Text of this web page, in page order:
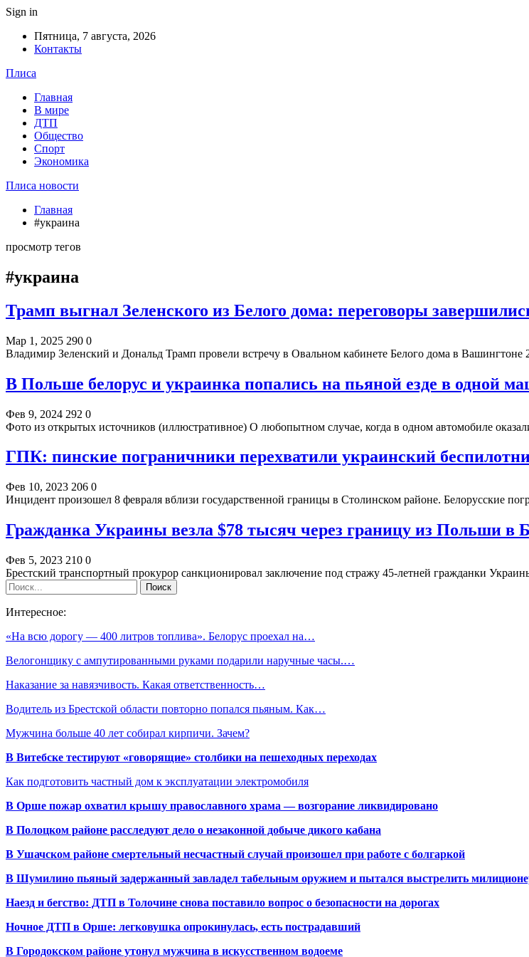
Sign in
Пятница, 7 августа, 2026
Контакты
Плиса
Главная
В мире
ДТП
Общество
Спорт
Экономика
Плиса новости
Главная
#украина
просмотр тегов
#украина
Трамп выгнал Зеленского из Белого дома: переговоры
Мар 1, 2025 290 0
Владимир Зеленский и Дональд Трамп провели встречу в Овальном кабинете Белого дома в Вашингтоне
В Польше белорус и украинка попались на пьяной езде в одной
Фев 9, 2024 292 0
Фото из открытых источников (иллюстративное) О любопытном случае, когда в одном автомобиле
ГПК: пинские пограничники перехватили украинский
Фев 10, 2023 206 0
Инцидент произошел 8 февраля вблизи государственной границы в Столинском районе. Белорусские
Гражданка Украины везла $78 тысяч через границу из Польши в
Фев 5, 2023 210 0
Брестский транспортный прокурор санкционировал заключение под стражу 45-летней гражданки
Интересное:
«На всю дорогу — 400 литров топлива». Белорус проехал на…
Велогонщику с ампутированными руками подарили наручные часы.…
Наказание за навязчивость. Какая ответственность…
Водитель из Брестской области повторно попался пьяным. Как…
Мужчина больше 40 лет собирал кирпичи. Зачем?
В Витебске тестируют «говорящие» столбики на пешеходных переходах
Как подготовить частный дом к эксплуатации электромобиля
В Орше пожар охватил крышу православного храма — возгорание ликвидировано
В Полоцком районе расследуют дело о незаконной добыче дикого кабана
В Ушачском районе смертельный несчастный случай произошел при работе с болгаркой
В Шумилино пьяный задержанный завладел табельным оружием и пытался выстрелить
Наезд и бегство: ДТП в Толочине снова поставило вопрос о безопасности на дорогах
Ночное ДТП в Орше: легковушка опрокинулась, есть пострадавший
В Городокском районе утонул мужчина в искусственном водоеме